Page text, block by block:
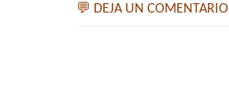
💬 DEJA UN COMENTARIO